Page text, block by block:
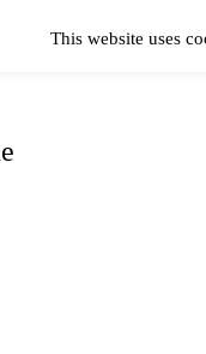
This website uses